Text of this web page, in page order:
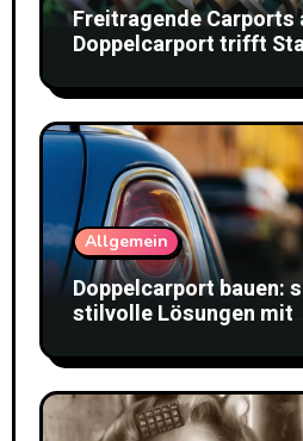
Freitragende Carports
Doppelcarport trifft
Allgemein
Doppelcarport bauen:
stilvolle Lösungen mit